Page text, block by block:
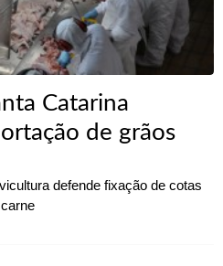
Catarina
de grãos
defende fixação de cotas